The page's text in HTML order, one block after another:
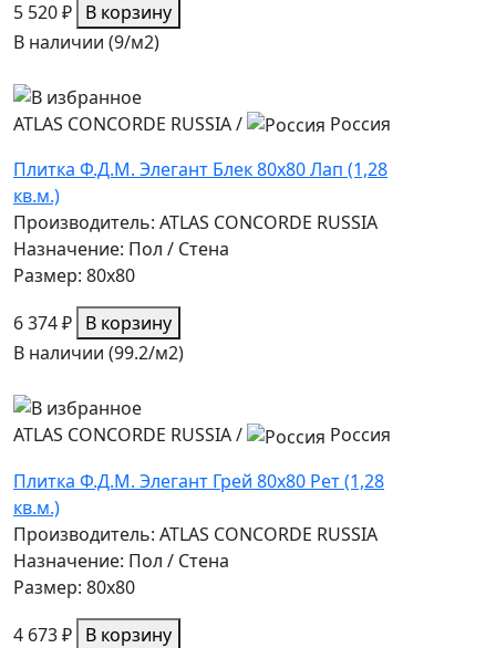
5 520 ₽ В корзину
В наличии (9/м2)
ATLAS CONCORDE RUSSIA/
Россия
Плитка Ф.Д.М. Элегант Блек 80х80 Лап (1,28
кв.м.)
Производитель: ATLAS CONCORDE RUSSIA
Назначение: Пол / Стена
Размер: 80x80
6 374 ₽ В корзину
В наличии (99.2/м2)
ATLAS CONCORDE RUSSIA/
Россия
Плитка Ф.Д.М. Элегант Грей 80х80 Рет (1,28
кв.м.)
Производитель: ATLAS CONCORDE RUSSIA
Назначение: Пол / Стена
Размер: 80x80
4 673 ₽ В корзину